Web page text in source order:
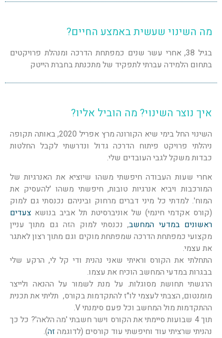
מה השינוי שעשית באמצע החיים?
בגיל 38, אחרי עשר שנים כמפתחת הדרכה ומנהלת פרויקטים
בתחום הלמידה עברתי לתפקיד של מתכנתת בחברת הייטק
איך נוצר השינוי? מה הוביל אליו?
השינוי החל בימי שיא הקורונה מרץ אפריל 2020, באותה תקופה
ניהלתי פרויקט פיתוח הדרכה גדול ונדרשתי לקבל החלטות
כבדות משקל לגבי העובדים שלי.
אחרי שעות העבודה חיפשתי משהו שיוציא את האנרגיות של
המורכבות ויביא אנרגיות טובות, חיפשתי משהו 'להעסיק את
המוח'. למדתי כל מיני דברים מרחוק וביניהם נכנסתי גם למוק
(קורס אקדמי חינמי) של אוניברסיטת תל אביב בנושא צעדים
ראשונים במדעי המחשב, נכנסתי למוק הזה גם מתוך עניין
מקצועי כמפתחת הדרכה שמפתחת מוקים וגם מתוך רצון לאתגר
את עצמי.
התחלתי את הקורס וראיתי שאני נהנית ודי קל לי, הרקע שלי
בבגרות במדעי המחשב הוכיח את עצמו.
הרגשתי תחושת מסוגלות. על מנת לשמור על ההנאה ולייצר
מומנטום, הצבתי לעצמי לו"ז להתקדמות בקורס, תליתי את תכנית
ההתקדמות מול המחשב וכל פעם סימנתי V.
תוך 4 שבועות סיימתי את הקורס וישר חשבתי 'מה הלאה'? כל כך
נהניתי שרציתי עוד וחיפשתי עוד קורסים (לדוגמה זה).